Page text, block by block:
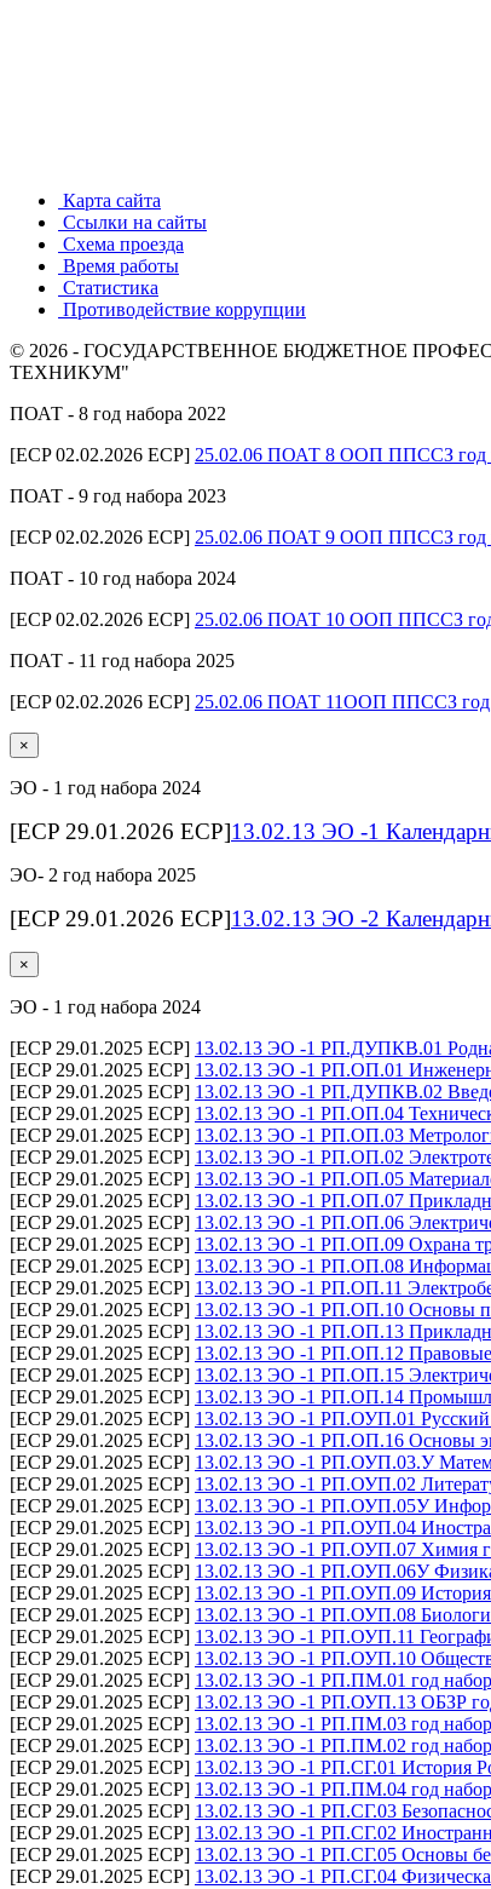
Карта сайта
Ссылки на сайты
Схема проезда
Время работы
Статистика
Противодействие коррупции
© 2026 - ГОСУДАРСТВЕННОЕ БЮДЖЕТНОЕ
ТЕХНИКУМ"
ПОАТ - 8 год набора 2022
[ECP 02.02.2026 ECP] 25.02.06 ПОАТ 8 ООП ППССЗ год
ПОАТ - 9 год набора 2023
[ECP 02.02.2026 ECP] 25.02.06 ПОАТ 9 ООП ППССЗ год
ПОАТ - 10 год набора 2024
[ECP 02.02.2026 ECP] 25.02.06 ПОАТ 10 ООП ППССЗ год
ПОАТ - 11 год набора 2025
[ECP 02.02.2026 ECP] 25.02.06 ПОАТ 11ООП ППССЗ год
×
ЭО - 1 год набора 2024
[ECP 29.01.2026 ECP]13.02.13 ЭО -1
ЭО- 2 год набора 2025
[ECP 29.01.2026 ECP]13.02.13 ЭО -2
×
ЭО - 1 год набора 2024
[ECP 29.01.2025 ECP] 13.02.13 ЭО -1 РП.ДУПКВ.01 Родная
[ECP 29.01.2025 ECP] 13.02.13 ЭО -1 РП.ОП.01
[ECP 29.01.2025 ECP] 13.02.13 ЭО -1 РП.ДУПКВ.02
[ECP 29.01.2025 ECP] 13.02.13 ЭО -1 РП.ОП.04
[ECP 29.01.2025 ECP] 13.02.13 ЭО -1 РП.ОП.03
[ECP 29.01.2025 ECP] 13.02.13 ЭО -1 РП.ОП.02
[ECP 29.01.2025 ECP] 13.02.13 ЭО -1 РП.ОП.05
[ECP 29.01.2025 ECP] 13.02.13 ЭО -1 РП.ОП.07
[ECP 29.01.2025 ECP] 13.02.13 ЭО -1 РП.ОП.06
[ECP 29.01.2025 ECP] 13.02.13 ЭО -1 РП.ОП.09 Охрана
[ECP 29.01.2025 ECP] 13.02.13 ЭО -1 РП.ОП.08
[ECP 29.01.2025 ECP] 13.02.13 ЭО -1 РП.ОП.11
[ECP 29.01.2025 ECP] 13.02.13 ЭО -1 РП.ОП.10 Основы
[ECP 29.01.2025 ECP] 13.02.13 ЭО -1 РП.ОП.13
[ECP 29.01.2025 ECP] 13.02.13 ЭО -1 РП.ОП.12 Правовые
[ECP 29.01.2025 ECP] 13.02.13 ЭО -1 РП.ОП.15
[ECP 29.01.2025 ECP] 13.02.13 ЭО -1 РП.ОП.14
[ECP 29.01.2025 ECP] 13.02.13 ЭО -1 РП.ОУП.01 Русский
[ECP 29.01.2025 ECP] 13.02.13 ЭО -1 РП.ОП.16 Основы
[ECP 29.01.2025 ECP] 13.02.13 ЭО -1 РП.ОУП.03.У
[ECP 29.01.2025 ECP] 13.02.13 ЭО -1 РП.ОУП.02
[ECP 29.01.2025 ECP] 13.02.13 ЭО -1 РП.ОУП.05У
[ECP 29.01.2025 ECP] 13.02.13 ЭО -1 РП.ОУП.04
[ECP 29.01.2025 ECP] 13.02.13 ЭО -1 РП.ОУП.07 Химия
[ECP 29.01.2025 ECP] 13.02.13 ЭО -1 РП.ОУП.06У Физика
[ECP 29.01.2025 ECP] 13.02.13 ЭО -1 РП.ОУП.09 История
[ECP 29.01.2025 ECP] 13.02.13 ЭО -1 РП.ОУП.08 Биология
[ECP 29.01.2025 ECP] 13.02.13 ЭО -1 РП.ОУП.11
[ECP 29.01.2025 ECP] 13.02.13 ЭО -1 РП.ОУП.10
[ECP 29.01.2025 ECP] 13.02.13 ЭО -1 РП.ПМ.01 год
[ECP 29.01.2025 ECP] 13.02.13 ЭО -1 РП.ОУП.13 ОБЗР год
[ECP 29.01.2025 ECP] 13.02.13 ЭО -1 РП.ПМ.03 год
[ECP 29.01.2025 ECP] 13.02.13 ЭО -1 РП.ПМ.02 год
[ECP 29.01.2025 ECP] 13.02.13 ЭО -1 РП.СГ.01 История
[ECP 29.01.2025 ECP] 13.02.13 ЭО -1 РП.ПМ.04 год
[ECP 29.01.2025 ECP] 13.02.13 ЭО -1 РП.СГ.03
[ECP 29.01.2025 ECP] 13.02.13 ЭО -1 РП.СГ.02
[ECP 29.01.2025 ECP] 13.02.13 ЭО -1 РП.СГ.05 Основы
[ECP 29.01.2025 ECP] 13.02.13 ЭО -1 РП.СГ.04 Физическая